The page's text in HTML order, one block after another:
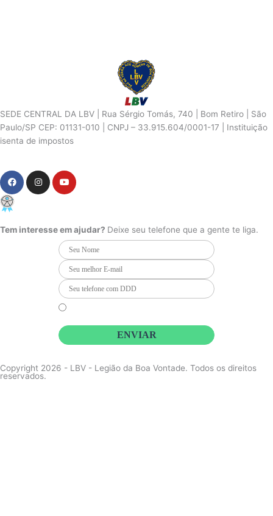
SEDE CENTRAL DA LBV | Rua Sérgio Tomás, 740 | Bom Retiro | São
Paulo/SP CEP: 01131-010 | CNPJ – 33.915.604/0001-17 | Instituição
isenta de impostos
F
a
c
e
b
o
n
s
r
Y
o
u
e
Tem interesse em ajudar? Deixe seu telefone que a gente te liga.
ENVIAR
Copyright 2026 - LBV - Legião da Boa Vontade. Todos os direitos
reservados.